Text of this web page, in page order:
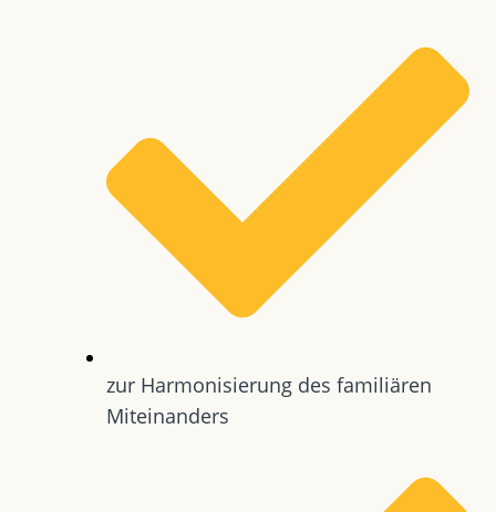
zur Harmonisierung des familiären
Miteinanders